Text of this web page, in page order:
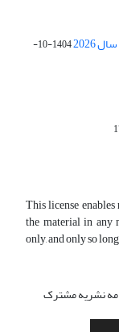
1404-10-
This license
the material in any
only, and only so
نشریه مشترک